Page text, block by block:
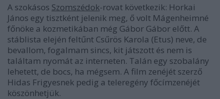
A szokásos Szomszédok-rovat következik: Horkai
János egy tisztként jelenik meg, ő volt Mágenheimné
főnöke a kozmetikában még Gábor Gábor előtt. A
stáblista elején feltűnt Csűrös Karola (Etus) neve, de
bevallom, fogalmam sincs, kit játszott és nem is
találtam nyomát az interneten. Talán egy szobalány
lehetett, de bocs, ha mégsem. A film zenéjét szerző
Hidas Frigyesnek pedig a teleregény főcímzenéjét
köszönhetjük.